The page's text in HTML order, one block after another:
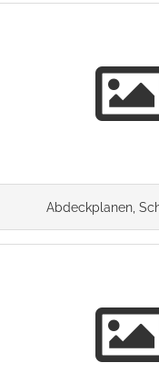
Abdeckplanen,